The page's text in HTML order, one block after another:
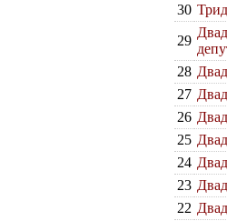
30
29
28
27
26
25
24
23
22